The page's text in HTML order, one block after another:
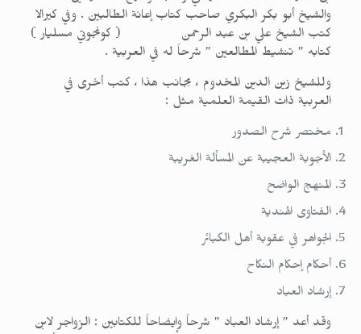
والشيخ أبو بكر البكري صاحب كتاب إعانة الطالبين . وفي كيرالا
كتب الشيخ علي بن عبد الرحمن ( كونجوتي مسليار )
كتابه ” تنشيط المطالعين ” شرحاً له في العربية .
وللشيخ زين الدين المخدوم ، بجانب هذا ، كتب أخرى في
العربية ذات القيمة العلمية مثل :
مختصر شرح الصدور
الأجوبة العجيبة عن المسألة الغريبة
المنهج الواضح
الفتاوى الهندية
الجواهر في عقوبة أهل الكبائر
أحكام إحكام النكاح
إرشاد العباد
وقد أعد ” إرشاد العباد ” شرحاً وإيضاحاً للكتابين : الزواجر لابن